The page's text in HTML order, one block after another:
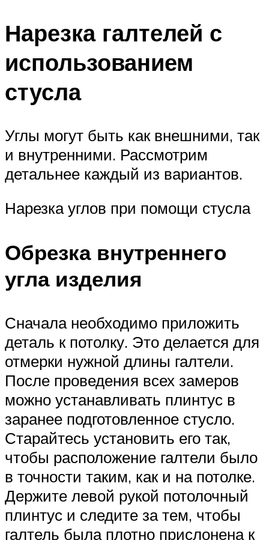
Нарезка галтелей с
использованием
стусла
Углы могут быть как внешними, так
и внутренними. Рассмотрим
детальнее каждый из вариантов.
Нарезка углов при помощи стусла
Обрезка внутреннего
угла изделия
Сначала необходимо приложить
деталь к потолку. Это делается для
отмерки нужной длины галтели.
После проведения всех замеров
можно устанавливать плинтус в
заранее подготовленное стусло.
Старайтесь установить его так,
чтобы расположение галтели было
в точности таким, как и на потолке.
Держите левой рукой потолочный
плинтус и следите за тем, чтобы
галтель была плотно прислонена к